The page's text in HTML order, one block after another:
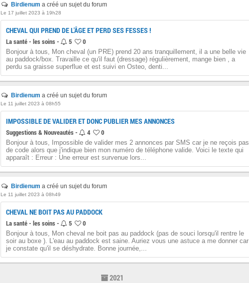
Birdienum a créé un sujet du forum
Le 17 juillet 2023 à 19h28
CHEVAL QUI PREND DE L'ÂGE ET PERD SES FESSES !
La santé - les soins - 5 0
Bonjour à tous, Mon cheval (un PRE) prend 20 ans tranquillement, il a une belle vie
au paddock/box. Travaille ce qu'il faut (dressage) régulièrement, mange bien , a
perdu sa graisse superflue et est suivi en Osteo, denti...
Birdienum a créé un sujet du forum
Le 11 juillet 2023 à 08h55
IMPOSSIBLE DE VALIDER ET DONC PUBLIER MES ANNONCES
Suggestions & Nouveautés - 4 0
Bonjour à tous, Impossible de valider mes 2 annonces par SMS car je ne reçois pas
de code alors que j'indique bien mon numéro de téléphone valide. Voici le texte qui
apparaît : Erreur : Une erreur est survenue lors...
Birdienum a créé un sujet du forum
Le 11 juillet 2023 à 08h49
CHEVAL NE BOIT PAS AU PADDOCK
La santé - les soins - 5 0
Bonjour à tous, Mon cheval ne boit pas au paddock (pas de souci lorsqu'il rentre le
soir au boxe ). L'eau au paddock est saine. Auriez vous une astuce a me donner car
je constate qu'il se déshydrate. Bonne journée,...
2021